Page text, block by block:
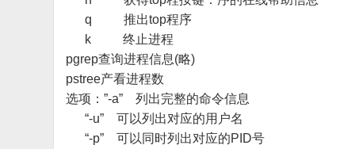
q 推出top程序
k 终止进程
pgrep查询进程信息(略)
pstree产看进程数
选项：”-a” 列出完整的命令信息
“-u” 可以列出对应的用户名
“-p” 可以同时列出对应的PID号